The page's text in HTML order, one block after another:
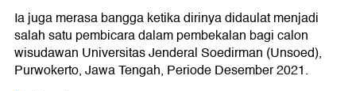
Ia juga merasa bangga ketika dirinya didaulat menjadi
salah satu pembicara dalam pembekalan bagi calon
wisudawan Universitas Jenderal Soedirman (Unsoed),
Purwokerto, Jawa Tengah, Periode Desember 2021.